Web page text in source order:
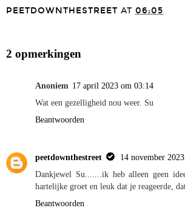
PEETDOWNTHESTREET AT 06:05
2 opmerkingen
Anoniem 17 april 2023 om 03:14
Wat een gezelligheid nou weer. Su
Beantwoorden
peetdownthestreet
14 november
Dankjewel Su.......ik heb alleen geen
hartelijke groet en leuk dat je reageerde,
Beantwoorden